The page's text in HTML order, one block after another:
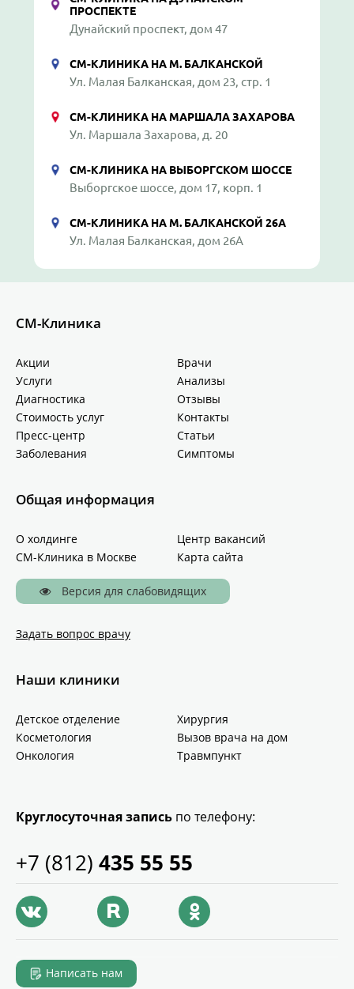
ПРОСПЕКТЕ
Дунайский проспект, дом 47
СМ-КЛИНИКА НА М. БАЛКАНСКОЙ
Ул. Малая Балканская, дом 23, стр. 1
СМ-КЛИНИКА НА МАРШАЛА ЗАХАРОВА
Ул. Маршала Захарова, д. 20
СМ-КЛИНИКА НА ВЫБОРГСКОМ ШОССЕ
Выборгское шоссе, дом 17, корп. 1
СМ-КЛИНИКА НА М. БАЛКАНСКОЙ 26А
Ул. Малая Балканская, дом 26А
СМ-Клиника
Акции
Врачи
Услуги
Анализы
Диагностика
Отзывы
Стоимость услуг
Контакты
Пресс-центр
Статьи
Заболевания
Симптомы
Общая информация
О холдинге
Центр вакансий
СМ-Клиника в Москве
Карта сайта
Версия для слабовидящих
Задать вопрос врачу
Наши клиники
Детское отделение
Хирургия
Косметология
Вызов врача на дом
Онкология
Травмпункт
Круглосуточная запись по телефону:
+7 (812) 435 55 55
Написать нам